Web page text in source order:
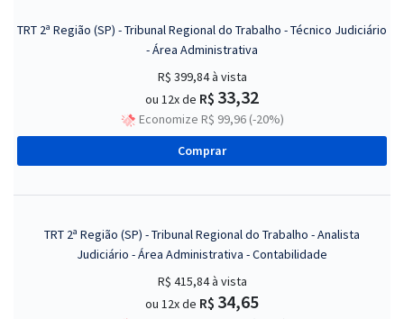
TRT 2ª Região (SP) - Tribunal Regional do Trabalho - Técnico Judiciário
- Área Administrativa
R$ 399,84à vista
ou 12x de R$ 33,32
Economize R$ 99,96 (-20%)
Comprar
TRT 2ª Região (SP) - Tribunal Regional do Trabalho - Analista
Judiciário - Área Administrativa - Contabilidade
R$ 415,84à vista
ou 12x de R$ 34,65